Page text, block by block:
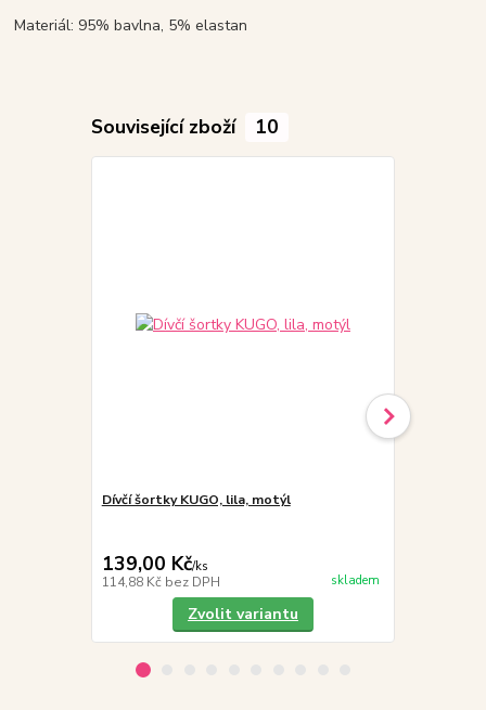
Materiál: 95% bavlna, 5% elastan
Související zboží 10
Dívčí šortky KUGO, lila, motýl
139,00 Kč/ks
114,88 Kč bez DPH skladem
Zvolit variantu